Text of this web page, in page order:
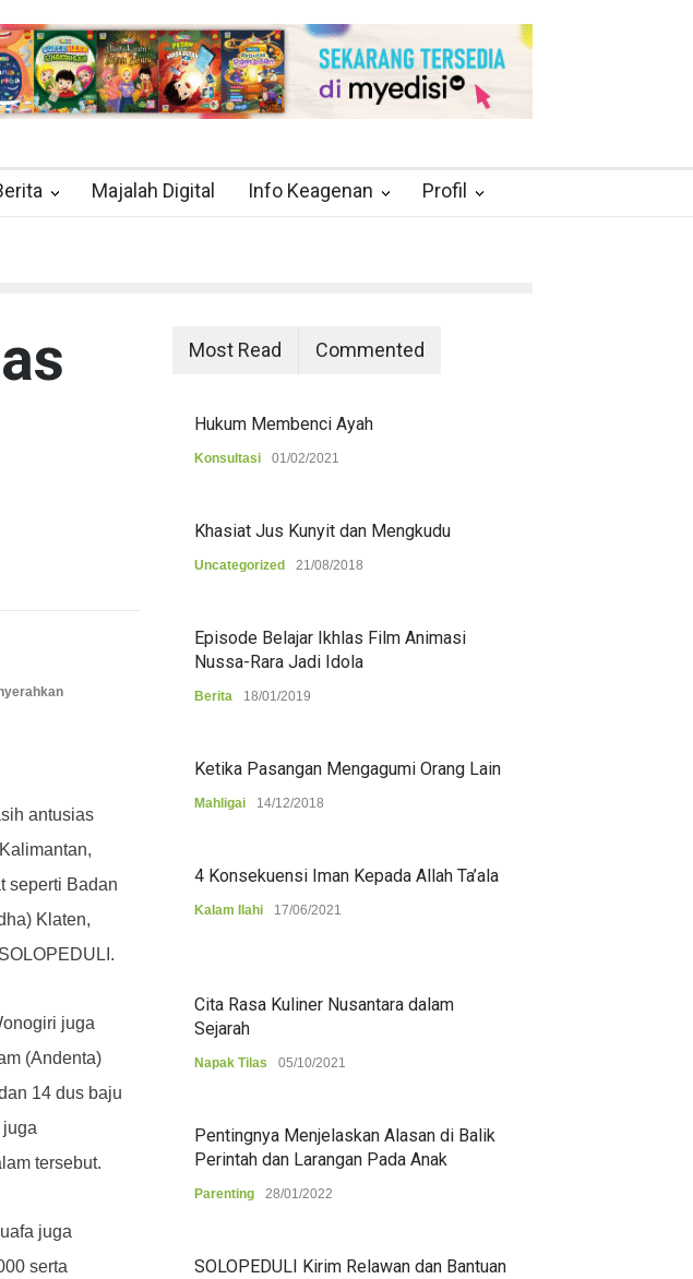
Majalah Digital Info Keagenan Profil
antusias
seperti Badan
Klaten,
juga
(Andenta)
14 dus baju
tersebut.
juga
serta
Most Read Commented
Hukum Membenci Ayah
Konsultasi 01/02/2021
Khasiat Jus Kunyit dan Mengkudu
Uncategorized 21/08/2018
Episode Belajar Ikhlas Film Animasi
Nussa-Rara Jadi Idola
Berita 18/01/2019
Ketika Pasangan Mengagumi Orang Lain
Mahligai 14/12/2018
4 Konsekuensi Iman Kepada Allah Ta’ala
Kalam Ilahi 17/06/2021
Cita Rasa Kuliner Nusantara dalam
Sejarah
Napak Tilas 05/10/2021
Pentingnya Menjelaskan Alasan di Balik
Perintah dan Larangan Pada Anak
Parenting 28/01/2022
SOLOPEDULI Kirim Relawan dan Bantuan